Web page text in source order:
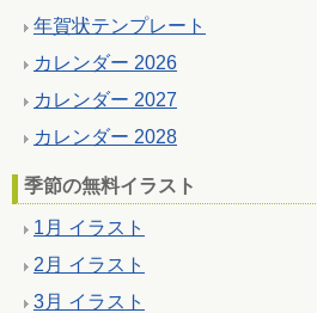
年賀状テンプレート
カレンダー 2026
カレンダー 2027
カレンダー 2028
季節の無料イラスト
1月 イラスト
2月 イラスト
3月 イラスト